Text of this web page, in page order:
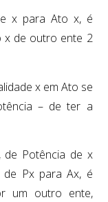
x para Ato x, é
x de outro ente 2
x em Ato se
– de ter a
de Potência de x
Px para Ax, é
um outro ente,